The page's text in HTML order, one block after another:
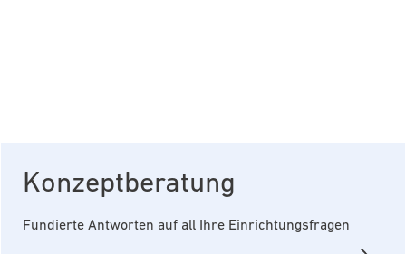
Konzeptberatung
Fundierte Antworten auf all Ihre Einrichtungsfragen